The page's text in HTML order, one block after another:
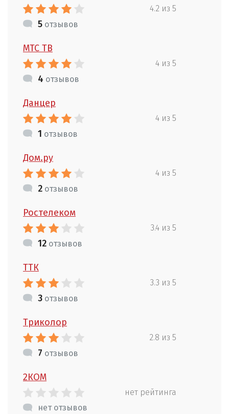
4.2 из 5
5 отзывов
МТС ТВ
4 из 5
4 отзывов
Данцер
4 из 5
1 отзывов
Дом.ру
4 из 5
2 отзывов
Ростелеком
3.4 из 5
12 отзывов
ТТК
3.3 из 5
3 отзывов
Триколор
2.8 из 5
7 отзывов
2КОМ
нет рейтинга
нет отзывов